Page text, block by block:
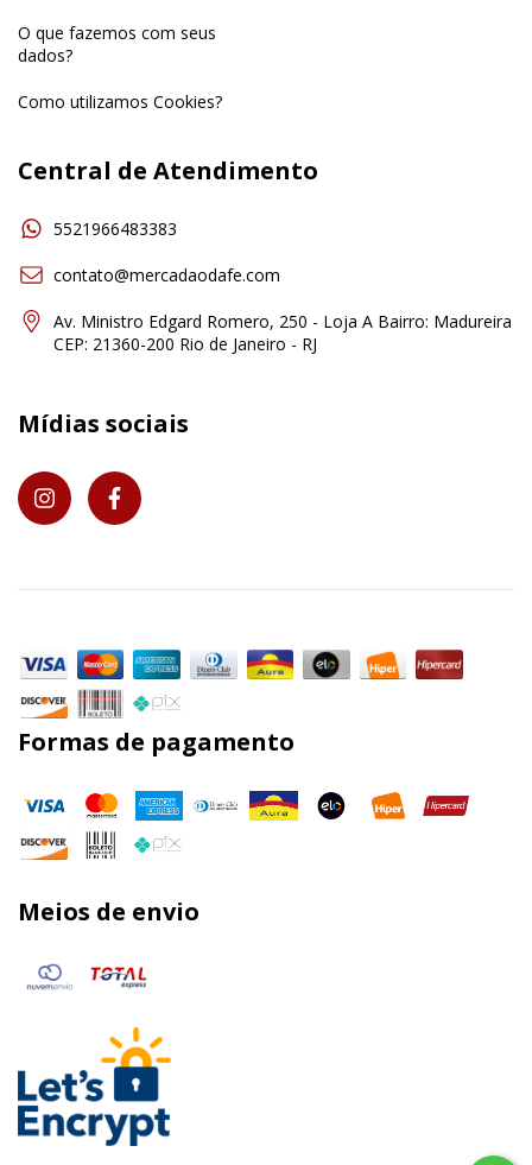
O que fazemos com seus
dados?
Como utilizamos Cookies?
Central de Atendimento
5521966483383
contato@mercadaodafe.com
Av. Ministro Edgard Romero, 250 - Loja A Bairro: Madureira
CEP: 21360-200 Rio de Janeiro - RJ
Mídias sociais
Formas de pagamento
Meios de envio